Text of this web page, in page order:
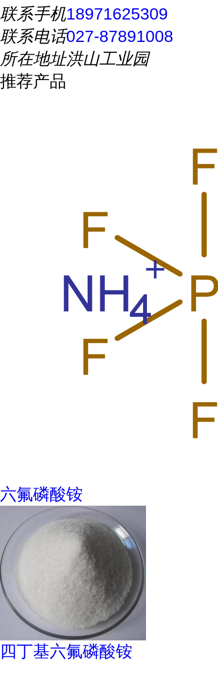
联系手机18971625309
联系电话027-87891008
所在地址洪山工业园
推荐产品
六氟磷酸铵
四丁基六氟磷酸铵